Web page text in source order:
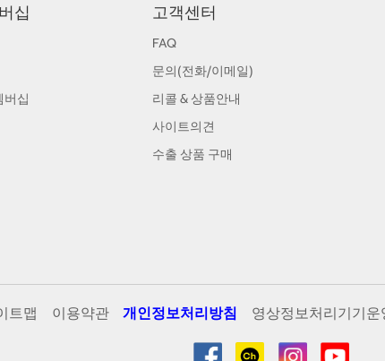
십
버십
고객센터
FAQ
문의(전화/이메일)
리콜 & 상품안내
사이트의견
수출 상품 구매
트맵 이용약관 개인정보처리방침 영상정보처리기기운